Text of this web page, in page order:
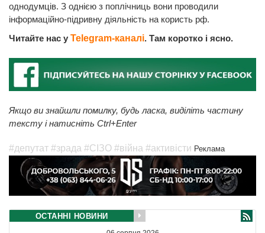
однодумців. З однією з поплічниць вони проводили
інформаційно-підривну діяльність на користь рф.
Читайте нас у Telegram-каналі. Там коротко і ясно.
Якщо ви знайшли помилку, будь ласка, виділіть частину
тексту і натисніть Ctrl+Enter
#депутат #зрада #СІЗО #війна #активісти Реклама
ОСТАННІ НОВИНИ